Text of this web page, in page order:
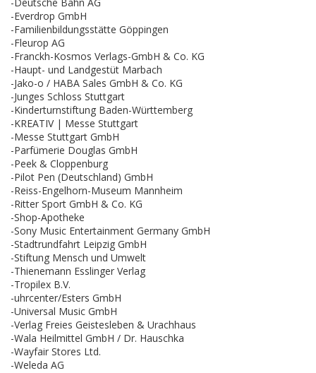
-Everdrop GmbH
-Familienbildungsstätte Göppingen
-Fleurop AG
-Franckh-Kosmos Verlags-GmbH & Co. KG
-Haupt- und Landgestüt Marbach
-Jako-o / HABA Sales GmbH & Co. KG
-Junges Schloss Stuttgart
-Kinderturnstiftung Baden-Württemberg
-KREATIV | Messe Stuttgart
-Messe Stuttgart GmbH
-Parfümerie Douglas GmbH
-Peek & Cloppenburg
-Pilot Pen (Deutschland) GmbH
-Reiss-Engelhorn-Museum Mannheim
-Ritter Sport GmbH & Co. KG
-Shop-Apotheke
-Sony Music Entertainment Germany GmbH
-Stadtrundfahrt Leipzig GmbH
-Stiftung Mensch und Umwelt
-Thienemann Esslinger Verlag
-Tropilex B.V.
-uhrcenter/Esters GmbH
-Universal Music GmbH
-Verlag Freies Geistesleben & Urachhaus
-Wala Heilmittel GmbH / Dr. Hauschka
-Wayfair Stores Ltd.
-Weleda AG